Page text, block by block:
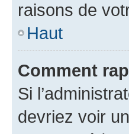
raisons de
Haut
Comment
Si
devriez voir